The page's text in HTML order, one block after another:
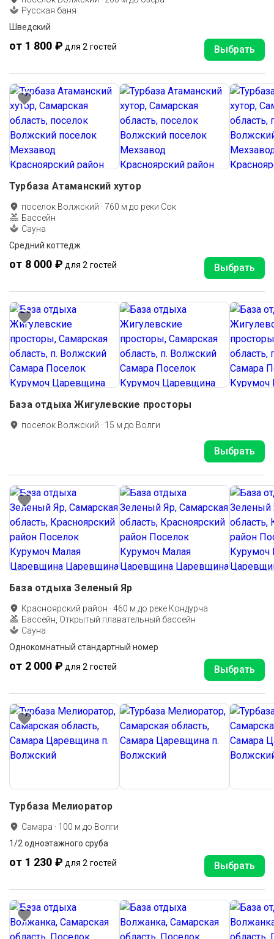
Русская баня
Шведский
от 1 800 ₽ для 2 гостей Выбрать
Турбаза Атаманский хутор
поселок Волжский ·760 м до реки Сок
Бассейн
Сауна
Средний коттедж
от 8 000 ₽ для 2 гостей Выбрать
База отдыха Жигулевские просторы
поселок Волжский · 15 м до Волги
Выбрать
База отдыха Зеленый Яр
Красноярский район ·460 м до реке Кондурча
Бассейн, Открытый плавательный бассейн
Сауна
Однокомнатный стандартный номер
от 2 000 ₽ для 2 гостей Выбрать
Турбаза Мелиоратор
Самара · 100 м до Волги
1/2 одноэтажного сруба
от 1 230 ₽ для 2 гостей Выбрать